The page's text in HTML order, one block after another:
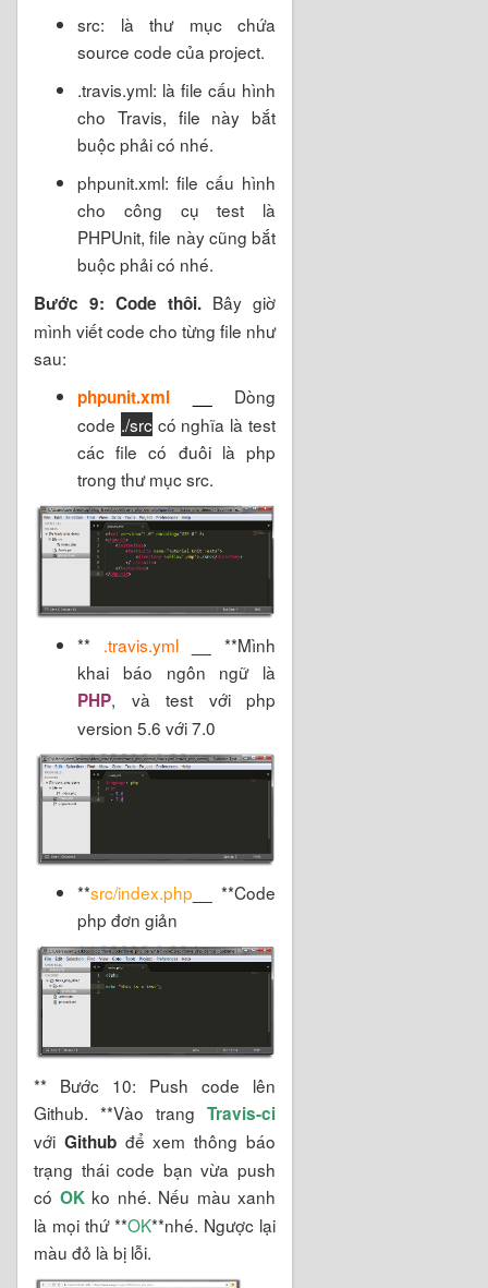
src: là thư mục chứa
source code của project.
.travis.yml: là file cấu hình
cho Travis, file này bắt
buộc phải có nhé.
phpunit.xml: file cấu hình
cho công cụ test là
PHPUnit, file này cũng bắt
buộc phải có nhé.
Bước 9: Code thôi. Bây giờ
mình viết code cho từng file như
sau:
phpunit.xml
Dòng
code ./srccó nghĩa là test
các file có đuôi là php
trong thư mục src.
** .travis.yml
**Mình
khai báo ngôn ngữ là
PHP, và test với php
version 5.6 với 7.0
**src/index.php
**Code
php đơn giản
** Bước 10: Push code lên
Github. **Vào trang Travis-ci
với Githubđể xem thông báo
trạng thái code bạn vừa push
có OKko nhé. Nếu màu xanh
là mọi thứ **OK**nhé. Ngược lại
màu đỏ là bị lỗi.